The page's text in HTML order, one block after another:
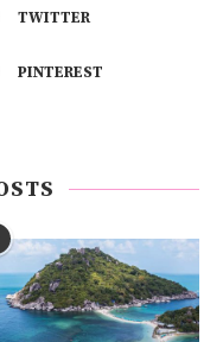
TWITTER
PINTEREST